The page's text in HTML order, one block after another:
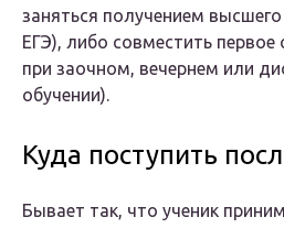
заняться получением
ЕГЭ), либо совместить
при заочном, вечернем или
обучении).
Куда поступить
Бывает так, что ученик